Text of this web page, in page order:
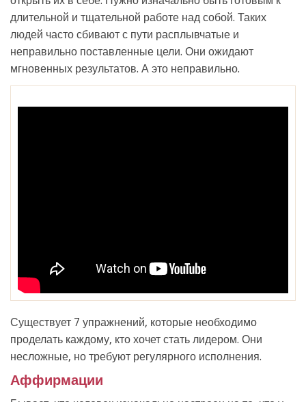
длительной и тщательной работе над собой. Таких
людей часто сбивают с пути расплывчатые и
неправильно поставленные цели. Они ожидают
мгновенных результатов. А это неправильно.
Существует 7 упражнений, которые необходимо
проделать каждому, кто хочет стать лидером. Они
несложные, но требуют регулярного исполнения.
Аффирмации